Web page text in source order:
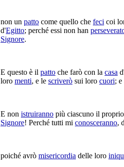
non un patto come quello che feci coi
d'Egitto; perché essi non han
Signore.
E questo è il patto che farò con la casa
loro menti, e le scriverò sui loro cuori;
E non istruiranno più ciascuno il proprio
Signore! Perché tutti mi conosceranno,
poiché avrò misericordia delle loro